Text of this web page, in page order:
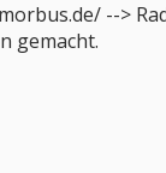
-->
gemacht.